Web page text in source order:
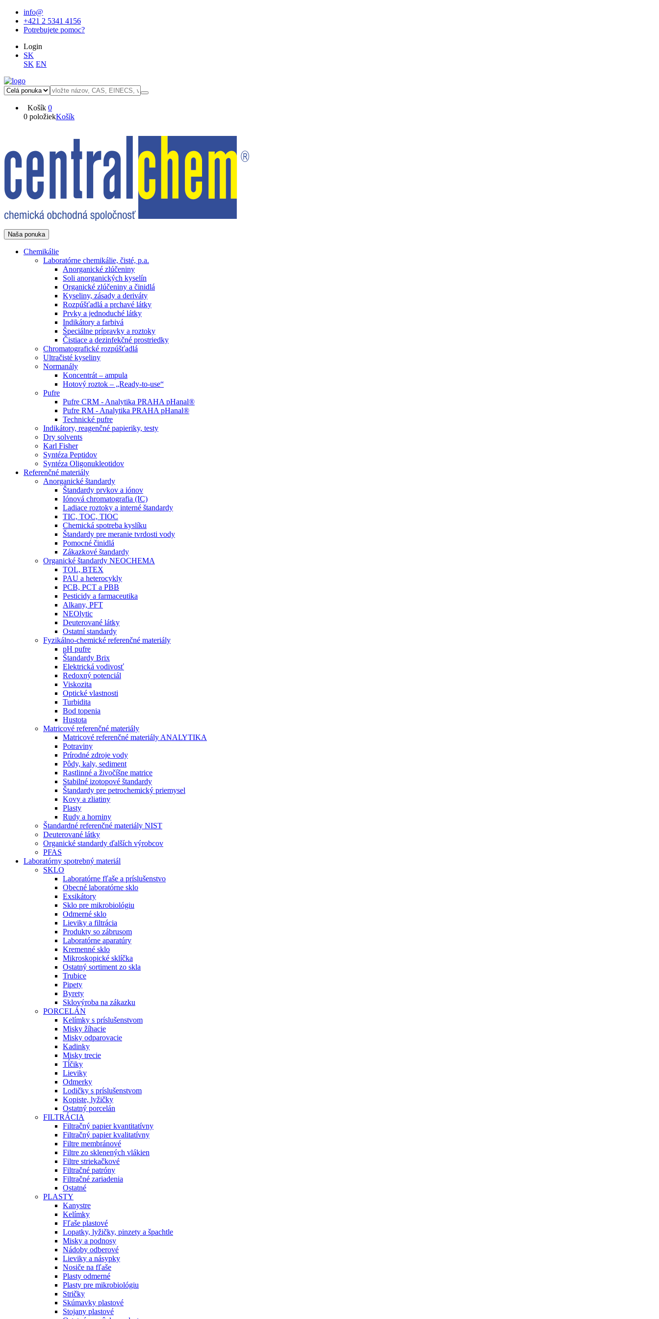
info@
+421 2 5341 4156
Potrebujete pomoc?
Login
SK
SK EN
Košík 0
0 položiekKošík
Naša ponuka
Chemikálie
Laboratórne chemikálie, čisté, p.a.
Anorganické zlúčeniny
Soli anorganických kyselín
Organické zlúčeniny a činidlá
Kyseliny, zásady a deriváty
Rozpúšťadlá a prchavé látky
Prvky a jednoduché látky
Indikátory a farbivá
Špeciálne prípravky a roztoky
Čistiace a dezinfekčné prostriedky
Chromatografické rozpúšťadlá
Ultračisté kyseliny
Normanály
Koncentrát – ampula
Hotový roztok – „Ready-to-use“
Pufre
Pufre CRM - Analytika PRAHA pHanal®
Pufre RM - Analytika PRAHA pHanal®
Technické pufre
Indikátory, reagenčné papieriky, testy
Dry solvents
Karl Fisher
Syntéza Peptidov
Syntéza Oligonukleotidov
Referenčné materiály
Anorganické štandardy
Štandardy prvkov a iónov
Iónová chromatografia (IC)
Ladiace roztoky a interné štandardy
TIC, TOC, TIOC
Chemická spotreba kyslíku
Štandardy pre meranie tvrdosti vody
Pomocné činidlá
Zákazkové štandardy
Organické štandardy NEOCHEMA
TOL, BTEX
PAU a heterocykly
PCB, PCT a PBB
Pesticidy a farmaceutika
Alkany, PFT
NEOlytic
Deuterované látky
Ostatní standardy
Fyzikálno-chemické referenčné materiály
pH pufre
Štandardy Brix
Elektrická vodivosť
Redoxný potenciál
Viskozita
Optické vlastnosti
Turbidita
Bod topenia
Hustota
Matricové referenčné materiály
Matricové referenčné materiály ANALYTIKA
Potraviny
Prírodné zdroje vody
Pôdy, kaly, sediment
Rastlinné a živočíšne matrice
Stabilné izotopové štandardy
Štandardy pre petrochemický priemysel
Kovy a zliatiny
Plasty
Rudy a horniny
Štandardné referenčné materiály NIST
Deuterované látky
Organické standardy ďalších výrobcov
PFAS
Laboratórny spotrebný materiál
SKLO
Laboratórne fľaše a príslušenstvo
Obecné laboratórne sklo
Exsikátory
Sklo pre mikrobiológiu
Odmerné sklo
Lieviky a filtrácia
Produkty so zábrusom
Laboratórne aparatúry
Kremenné sklo
Mikroskopické sklíčka
Ostatný sortiment zo skla
Trubice
Pipety
Byrety
Sklovýroba na zákazku
PORCELÁN
Kelímky s príslušenstvom
Misky žíhacie
Misky odparovacie
Kadinky
Misky trecie
Tĺčiky
Lieviky
Odmerky
Lodičky s príslušenstvom
Kopiste, lyžičky
Ostatný porcelán
FILTRÁCIA
Filtračný papier kvantitatívny
Filtračný papier kvalitatívny
Filtre membránové
Filtre zo sklenených vlákien
Filtre striekačkové
Filtračné patróny
Filtračné zariadenia
Ostatné
PLASTY
Kanystre
Kelímky
Fľaše plastové
Lopatky, lyžičky, pinzety a špachtle
Misky a podnosy
Nádoby odberové
Lieviky a násypky
Nosiče na fľaše
Plasty odmerné
Plasty pre mikrobiológiu
Stričky
Skúmavky plastové
Stojany plastové